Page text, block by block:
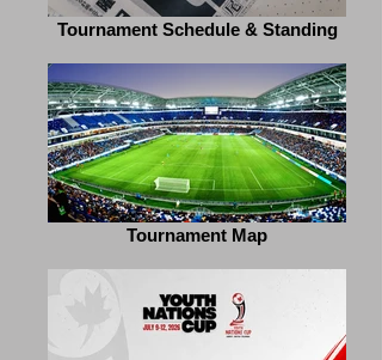
Tournament Schedule & Standing
Tournament Map